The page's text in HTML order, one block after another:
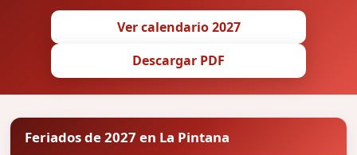
Ver calendario 2027
Descargar PDF
Feriados de 2027 en La Pintana